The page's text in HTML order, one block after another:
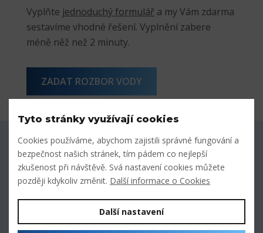
Vyplňte jednoduchý formulář a my Vám zdarma
sestavíme vhodné řešení. Vyplnění zabere
méně něž než 2 minuty.
ZADAT ROZBOR VODY
Zavolejte nám
po-ne 9:00 - 20:00
odpovíme do 24 hodin
Tyto stránky využívají cookies
Cookies používáme, abychom zajistili správné fungování a
bezpečnost našich stránek, tím pádem co nejlepší
zkušenost při návštěvě. Svá nastavení cookies můžete
později kdykoliv změnit. Další informace o Cookies
Další nastavení